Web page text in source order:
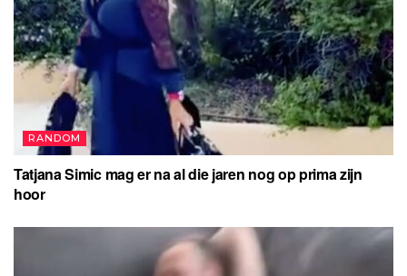
RANDOM
Tatjana Simic mag er na al die jaren nog op prima zijn
hoor